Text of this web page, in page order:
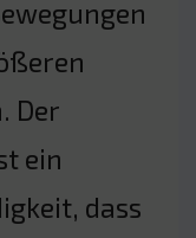
Der
ein
dass